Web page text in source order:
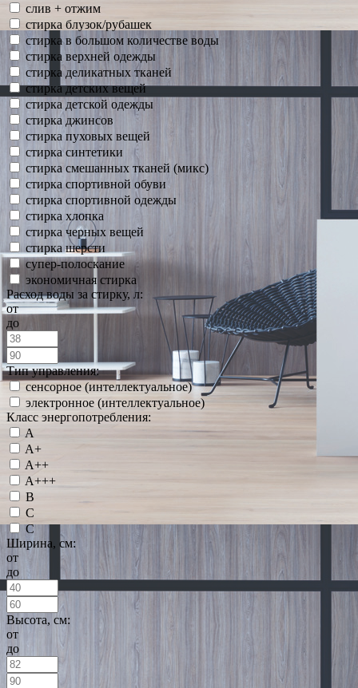
слив + отжим
стирка блузок/рубашек
стирка в большом количестве воды
стирка верхней одежды
стирка деликатных тканей
стирка детских вещей
стирка детской одежды
стирка джинсов
стирка пуховых вещей
стирка синтетики
стирка смешанных тканей (микс)
стирка спортивной обуви
стирка спортивной одежды
стирка хлопка
стирка черных вещей
стирка шерсти
супер-полоскание
экономичная стирка
Расход воды за стирку, л:
от
до
Тип управления:
сенсорное (интеллектуальное)
электронное (интеллектуальное)
Класс энергопотребления:
A
A+
A++
A+++
B
C
С
Ширина, см:
от
до
Высота, см:
от
до